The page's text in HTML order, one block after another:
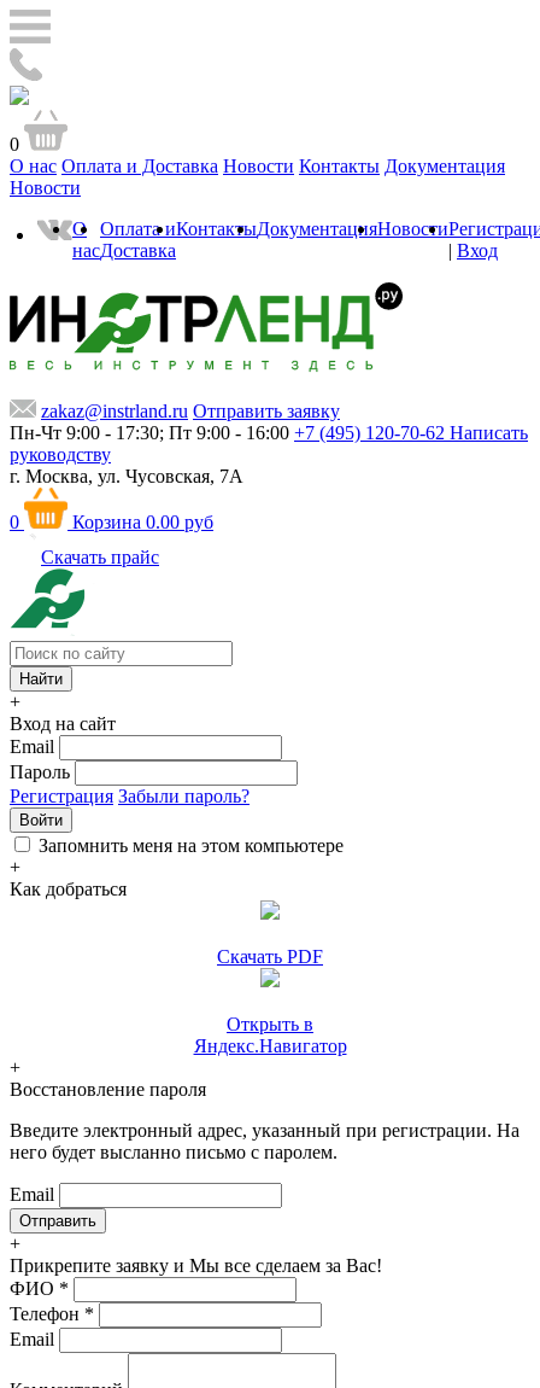
0
О нас Оплата и Доставка Новости Контакты Документация
Новости
О
нас
Оплата и
Доставка
КонтактыДокументацияНовости
| Вход
zakaz@instrland.ru Отправить заявку
Пн-Чт 9:00 - 17:30; Пт 9:00 - 16:00 +7 (495) 120-70-62 Написать
руководству
г. Москва, ул. Чусовская, 7А
0 Корзина 0.00 руб
Скачать прайс
+
Вход на сайт
Email
Пароль
Регистрация Забыли пароль?
Войти
Запомнить меня на этом компьютере
+
Как добраться
Скачать PDF
Открыть в
Яндекс.Навигатор
+
Восстановление пароля
Введите электронный адрес, указанный при регистрации. На
него будет высланно письмо с паролем.
Email
+
Прикрепите заявку и Мы все сделаем за Вас!
ФИО *
Телефон *
Email